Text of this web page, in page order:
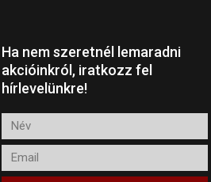
Ha nem szeretnél lemaradni
akcióinkról, iratkozz fel
hírlevelünkre!
Név
Email